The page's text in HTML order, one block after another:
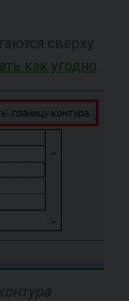
сверху
как угодно